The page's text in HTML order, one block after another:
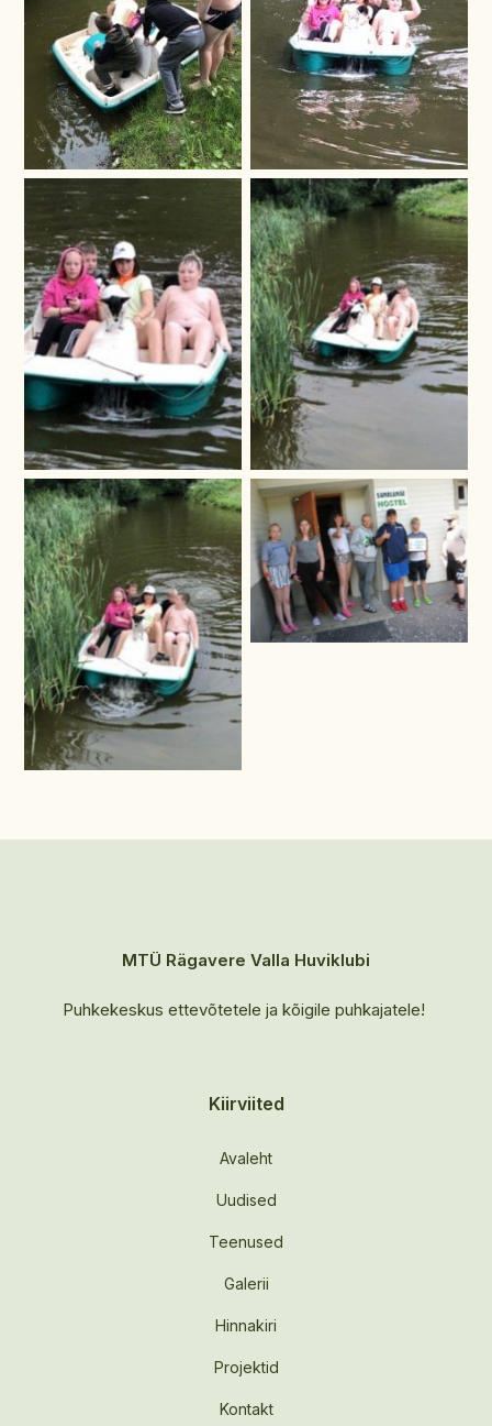
MTÜ Rägavere Valla Huviklubi
Puhkekeskus ettevõtetele ja kõigile puhkajatele!
Kiirviited
Avaleht
Uudised
Teenused
Galerii
Hinnakiri
Projektid
Kontakt